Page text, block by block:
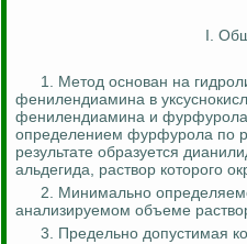
I.
1. Метод основан на
фенилендиамина в
фенилендиамина и
определением фурфурола по
результате образуется
альдегида, раствор которого
2. Минимально
анализируемом объеме
3. Предельно допустимая